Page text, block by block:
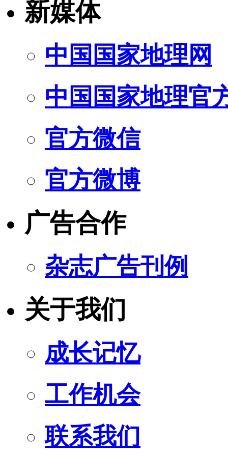
新媒体
中国国家地理网
中国国家地理官
官方微信
官方微博
广告合作
杂志广告刊例
关于我们
成长记忆
工作机会
联系我们